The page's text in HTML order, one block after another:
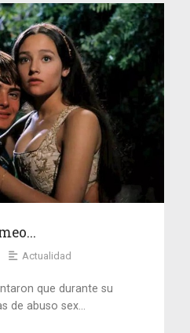
Actualidad
que durante su
de abuso sex...